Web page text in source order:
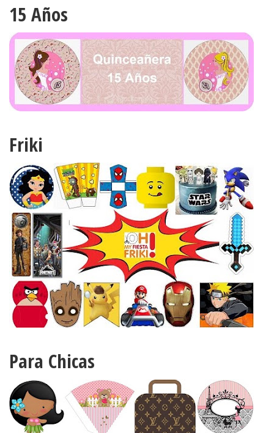
15 Años
Friki
Para Chicas